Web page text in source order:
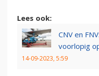
Lees ook:
CNV en
voorlopig
14-09-2023, 5:59